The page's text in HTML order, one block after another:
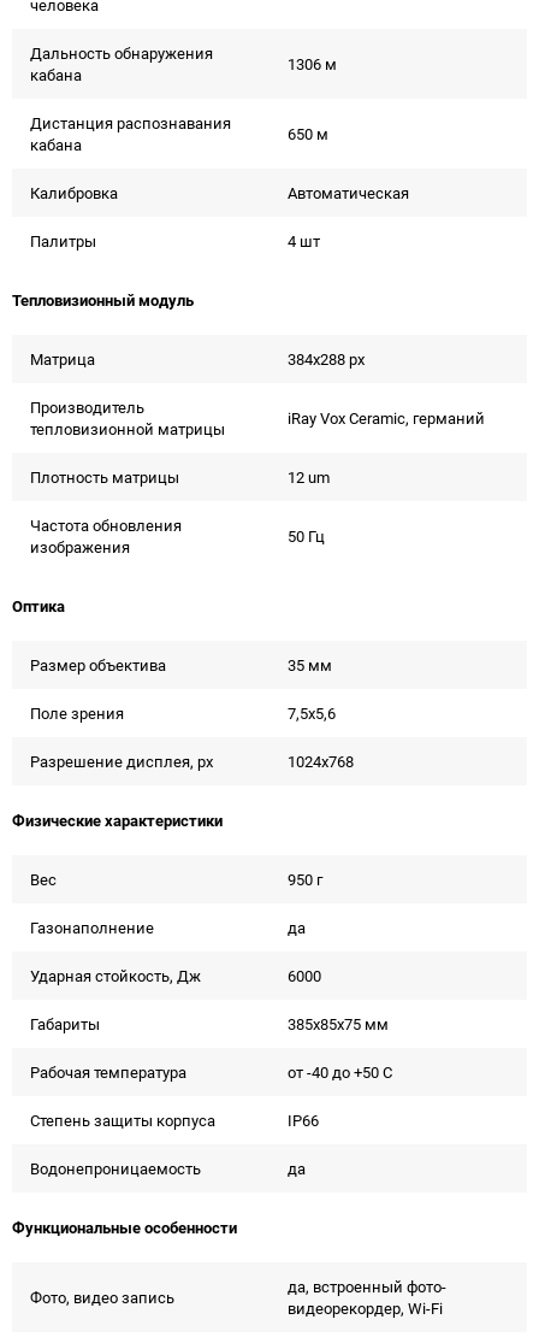
человека
Дальность обнаружения
кабана
1306 м
Дистанция распознавания
кабана
650 м
Калибровка Автоматическая
Палитры 4 шт
Тепловизионный модуль
Матрица 384x288 px
Производитель
тепловизионной матрицы
iRay Vox Ceramic, германий
Плотность матрицы 12 um
Частота обновления
изображения
50 Гц
Оптика
Размер объектива 35 мм
Поле зрения 7,5x5,6
Разрешение дисплея, px 1024x768
Физические характеристики
Вес 950 г
Газонаполнение да
Ударная стойкость, Дж 6000
Габариты 385x85x75 мм
Рабочая температура от -40 до +50 С
Степень защиты корпуса IP66
Водонепроницаемость да
Функциональные особенности
Фото, видео запись
да, встроенный фото-
видеорекордер, Wi-Fi